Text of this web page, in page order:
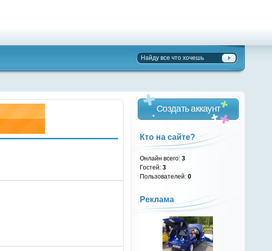
Создать аккаунт
Кто на сайте?
Онлайн всего:3
Гостей:3
Пользователей:0
Реклама